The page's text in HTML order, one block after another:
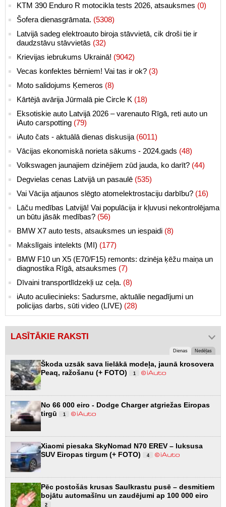
KTM 390 Enduro R motocikla tests 2026, atsauksmes (0)
Šofera dienasgrāmata. (5308)
Latvijā sadeg elektroauto biroja stāvvietā, cik droši tie ir
daudzstāvu stāvvietās (32)
Krievijas iebrukums Ukrainā! (9042)
Vecas konfektes bērniem! Vai tas ir ok? (3)
Moto salidojums Ķemeros (8)
Kārtējā avārija Jūrmalā pie Circle K (18)
Eksotiskie auto Latvijā 2026 – varenauto Rīgā, reti auto un
iAuto carspotting (79)
iAuto čats - aktuālā dienas diskusija (6011)
Vācijas ekonomiskā norieta sākums - 2024.gads (48)
Volkswagen jaunajiem dzinējiem zūd jauda, ko darīt? (44)
Degvielas cenas Latvijā un pasaulē (535)
Vai Vācija atjaunos slēgto atomelektrostaciju darbību? (16)
Lāču medības Latvijā! Vai populācija ir kļuvusi nekontrolējama
un būtu jāsāk medības? (56)
BMW X7 auto tests, atsauksmes un iespaidi (8)
Makslīgais intelekts (MI) (177)
BMW F10 un X5 (E70/F15) remonts: dzinēja ķēžu maiņa un
diagnostika Rīgā, atsauksmes (7)
Dīvaini transportlīdzekļi uz ceļa. (8)
iAuto aculiecinieks: Sadursme, aktuālie negadījumi un
policijas darbs, sūti video (LIVE) (28)
LASĪTĀKIE RAKSTI
Dienas Nedēļas
Škoda uzsāk sava lielākā modeļa, jaunā krosovera
Peaq, ražošanu (+ FOTO)
1
No 66 000 eiro - Dodge Charger atgriežas Eiropas
tirgū
1
Xiaomi piesaka SkyNomad N70 EREV – luksusa
SUV Eiropas tirgum (+ FOTO)
4
Pēc postošās krusas Saulkrastu pusē – desmitiem
bojātu automašīnu un zaudējumi ap 100 000 eiro
2